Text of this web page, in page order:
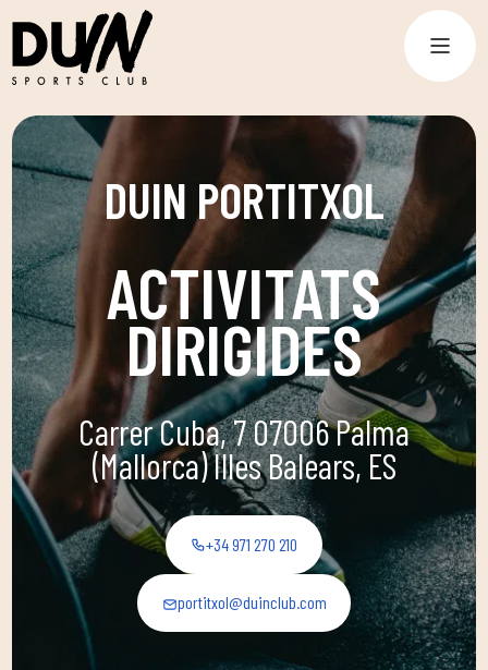
DUIN PORTITXOL
ACTIVITATS
DIRIGIDES
Carrer Cuba, 7 07006 Palma
(Mallorca) Illes Balears, ES
+34 971 270 210
portitxol@duinclub.com